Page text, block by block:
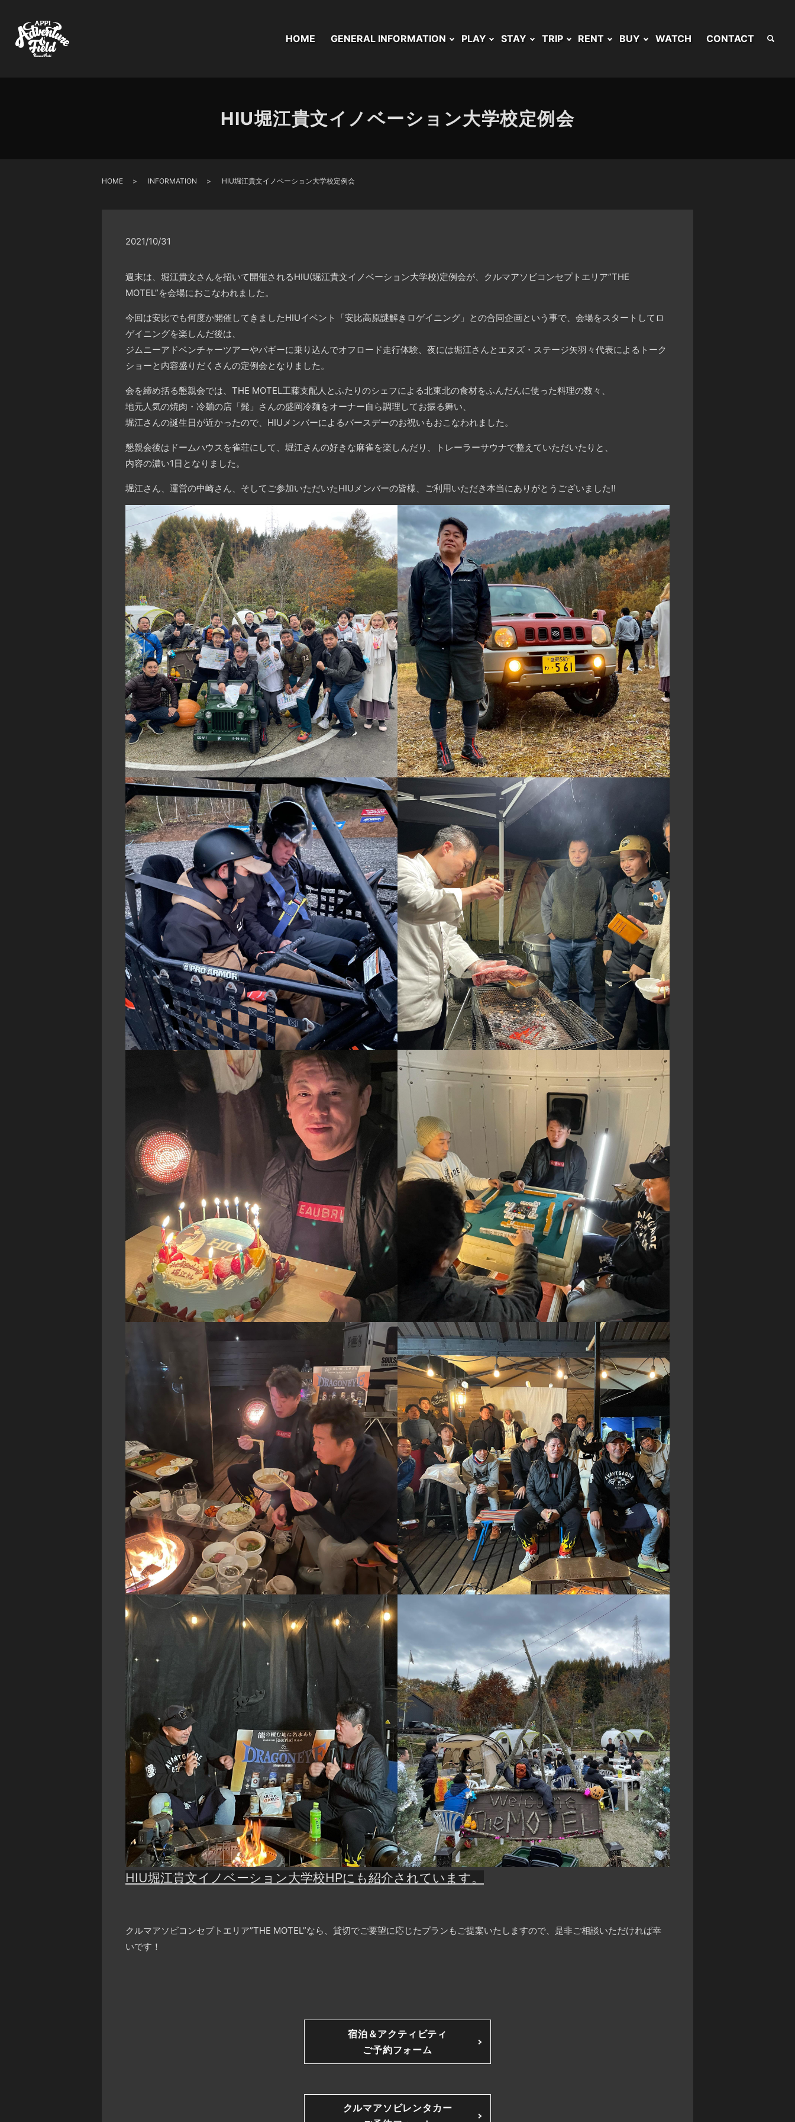
HOME GENERAL INFORMATION PLAY STAY TRIP RENT BUY WATCH CONTACT
HIU堀江貴文イノベーション大学校定例会
HOME INFORMATION HIU堀江貴文イノベーション大学校定例会
2021/10/31
週末は、堀江貴文さんを招いて開催されるHIU(堀江貴文イノベーション大学校)定例会が、クルマアソビコンセプトエリア”THE
MOTEL”を会場におこなわれました。
今回は安比でも何度か開催してきましたHIUイベント「安比高原謎解きロゲイニング」との合同企画という事で、会場をスタートしてロ
ゲイニングを楽しんだ後は、
ジムニーアドベンチャーツアーやバギーに乗り込んでオフロード走行体験、夜には堀江さんとエヌズ・ステージ矢羽々代表によるトーク
ショーと内容盛りだくさんの定例会となりました。
会を締め括る懇親会では、THE MOTEL工藤支配人とふたりのシェフによる北東北の食材をふんだんに使った料理の数々、
地元人気の焼肉・冷麺の店「髭」さんの盛岡冷麺をオーナー自ら調理してお振る舞い、
堀江さんの誕生日が近かったので、HIUメンバーによるバースデーのお祝いもおこなわれました。
懇親会後はドームハウスを雀荘にして、堀江さんの好きな麻雀を楽しんだり、トレーラーサウナで整えていただいたりと、
内容の濃い1日となりました。
堀江さん、運営の中崎さん、そしてご参加いただいたHIUメンバーの皆様、ご利用いただき本当にありがとうございました!!
HIU堀江貴文イノベーション大学校HPにも紹介されています。
クルマアソビコンセプトエリア”THE MOTEL”なら、貸切でご要望に応じたプランもご提案いたしますので、是非ご相談いただければ幸
いです！
宿泊＆アクティビティ
ご予約フォーム
クルマアソビレンタカー